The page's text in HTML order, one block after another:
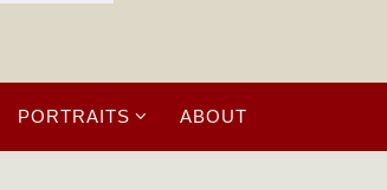
PORTRAITS ABOUT